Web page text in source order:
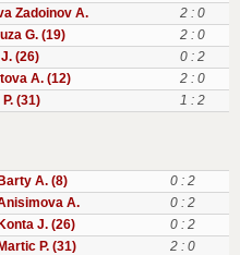
Zadoinov A.
2 : 0
G. (19)
2 : 0
(26)
0 : 2
A. (12)
2 : 0
(31) 1 : 2
Barty A. (8)
0 : 2
A.
0 : 2
Konta J. (26)
0 : 2
Martic P. (31) 2 : 0